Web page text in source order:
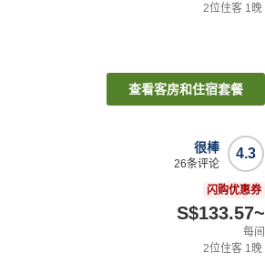
2位住客 1晚
查看客房和住宿套餐
4.3
很棒
26条评论
闪购优惠券
S$133.57~
每间
2位住客 1晚